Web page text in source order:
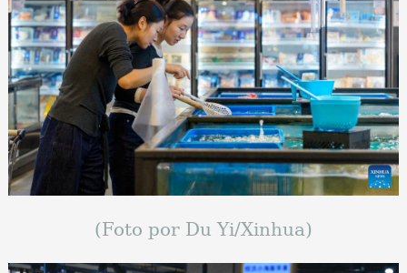
(Foto por Du Yi/Xinhua)